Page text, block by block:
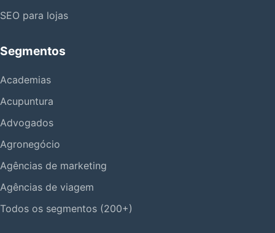
SEO para lojas
Segmentos
Academias
Acupuntura
Advogados
Agronegócio
Agências de marketing
Agências de viagem
Todos os segmentos (200+)